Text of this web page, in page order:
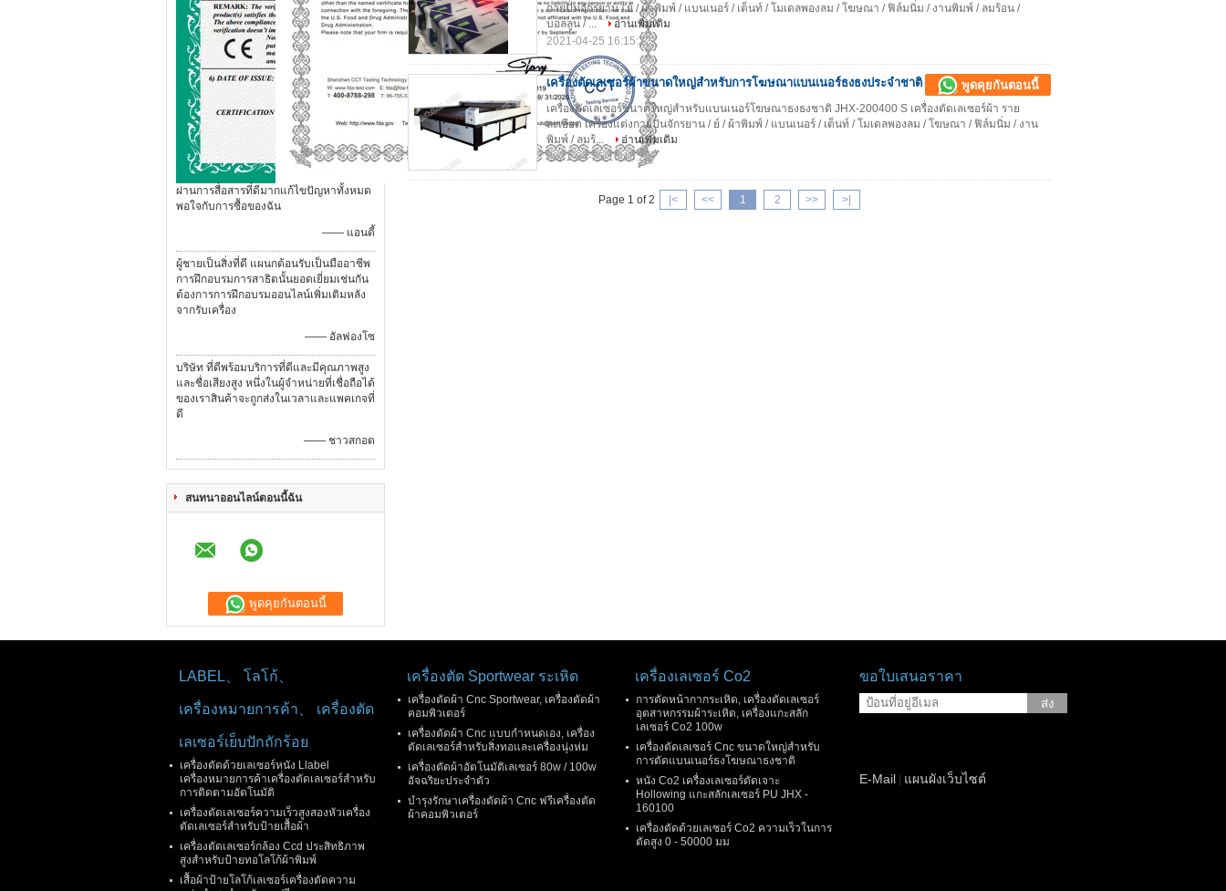
ผ่านการสื่อสารที่ดีมากแก้ไขปัญหาทั้งหมด
พอใจกับการซื้อของฉัน
—— แอนดี้
ผู้ชายเป็นสิ่งที่ดี แผนกต้อนรับเป็นมืออาชีพ
การฝึกอบรมการสาธิตนั้นยอดเยี่ยมเช่นกัน
ต้องการการฝึกอบรมออนไลน์เพิ่มเติมหลัง
จากรับเครื่อง
—— อัลฟองโซ
บริษัท ที่ดีพร้อมบริการที่ดีและมีคุณภาพสูง
และชื่อเสียงสูง หนึ่งในผู้จำหน่ายที่เชื่อถือได้
ของเราสินค้าจะถูกส่งในเวลาและแพคเกจที่
ดี
—— ชาวสกอต
สนทนาออนไลน์ตอนนี้ฉัน
พูดคุยกันตอนนี้
กายปั่นจักรยาน / ย์ / ผ้าพิมพ์ / แบนเนอร์ / เต็นท์ / โมเดลพองลม / โฆษณา / ฟิล์มนิ่ม / งานพิมพ์ / ลมร้อน /
บอลลูน / ...
อ่านเพิ่มเติม
2021-04-25 16:15:22
เครื่องตัดเลเซอร์ผ้าขนาดใหญ่สำหรับการโฆษณาแบนเนอร์ธงธงประจำชาติ พูดคุยกันตอนนี้
เครื่องตัดเลเซอร์ขนาดใหญ่สำหรับแบนเนอร์โฆษณาธงธงชาติ JHX-200400 S เครื่องตัดเลเซอร์ผ้า ราย
ละเอียด เครื่องแต่งกายปั่นจักรยาน / ย์ / ผ้าพิมพ์ / แบนเนอร์ / เต็นท์ / โมเดลพองลม / โฆษณา / ฟิล์มนิ่ม / งาน
พิมพ์ / ลมร้...
อ่านเพิ่มเติม
2021-04-25 16:15:22
Page 1 of 2 < << 1 2 >> >
LABEL、 โลโก้、
เครื่องหมายการค้า、 เครื่องตัด
เลเซอร์เย็บปักถักร้อย
เครื่องตัดด้วยเลเซอร์หนัง Llabel
เครื่องหมายการค้าเครื่องตัดเลเซอร์สำหรับ
การติดตามอัตโนมัติ
เครื่องตัดเลเซอร์ความเร็วสูงสองหัวเครื่อง
ตัดเลเซอร์สำหรับป้ายเสื้อผ้า
เครื่องตัดเลเซอร์กล้อง Ccd ประสิทธิภาพ
สูงสำหรับป้ายทอโลโก้ผ้าพิมพ์
เสื้อผ้าป้ายโลโก้เลเซอร์เครื่องตัดความ
เครื่องตัด Sportwear ระเหิด
เครื่องตัดผ้า Cnc Sportwear, เครื่องตัดผ้า
คอมพิวเตอร์
เครื่องตัดผ้า Cnc แบบกำหนดเอง, เครื่อง
ตัดเลเซอร์สำหรับสิ่งทอและเครื่องนุ่งห่ม
เครื่องตัดผ้าอัตโนมัติเลเซอร์ 80w / 100w
อัจฉริยะประจำตัว
บำรุงรักษาเครื่องตัดผ้า Cnc ฟรีเครื่องตัด
ผ้าคอมพิวเตอร์
เครื่องเลเซอร์ Co2
การตัดหน้ากากระเหิด, เครื่องตัดเลเซอร์
อุตสาหกรรมผ้าระเหิด, เครื่องแกะสลัก
เลเซอร์ Co2 100w
เครื่องตัดเลเซอร์ Cnc ขนาดใหญ่สำหรับ
การตัดแบนเนอร์ธงโฆษณาธงชาติ
หนัง Co2 เครื่องเลเซอร์ตัดเจาะ
Hollowing แกะสลักเลเซอร์ PU JHX -
160100
เครื่องตัดด้วยเลเซอร์ Co2 ความเร็วในการ
ตัดสูง 0 - 50000 มม
ขอใบเสนอราคา
ส่ง
E-Mail แผนผังเว็บไซต์